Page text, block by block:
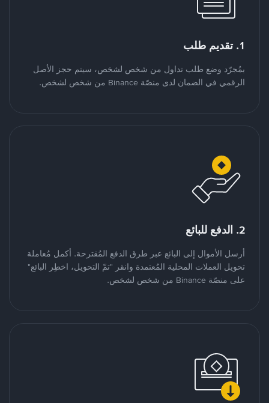
1. تقديم طلب
بمُجرّد وضع طلب تداول من شخص لشخص، سيتم حجز الأصل
الرقمي في الضمان لدى منصّة Binance من شخص لشخص.
2. الدفع للبائع
أرسل الأموال إلى البائع عبر طرق الدفع المُقترحة. أكمل مُعاملة
تحويل العملات المحلية المُعتمدة وانقر "تمّ التحويل، اخطِر البائع"
على منصّة Binance من شخص لشخص.